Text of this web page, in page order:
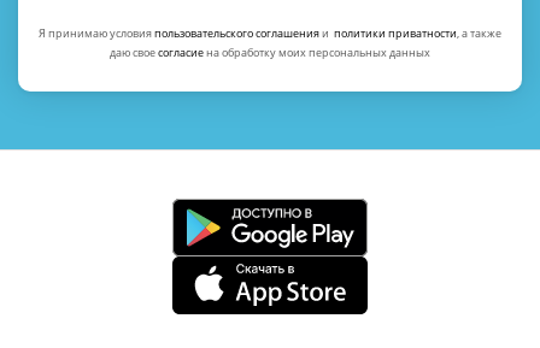
Я принимаю условияпользовательского соглашенияи политики приватности, а также
даю своесогласиена обработку моих персональных данных